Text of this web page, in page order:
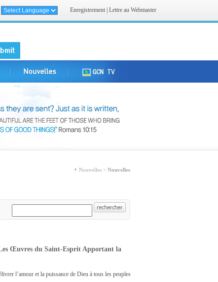
Enregistrement Lettre au Webmaster
Nouvelles > Nouvelles
Œuvres du Saint-Esprit Apportant la
l’amour et la puissance de Dieu à tous les peuples